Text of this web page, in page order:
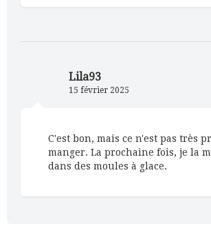
Lila93
15 février 2025
C'est bon, mais ce n'est pas très
manger. La prochaine fois, je la
dans des moules à glace.